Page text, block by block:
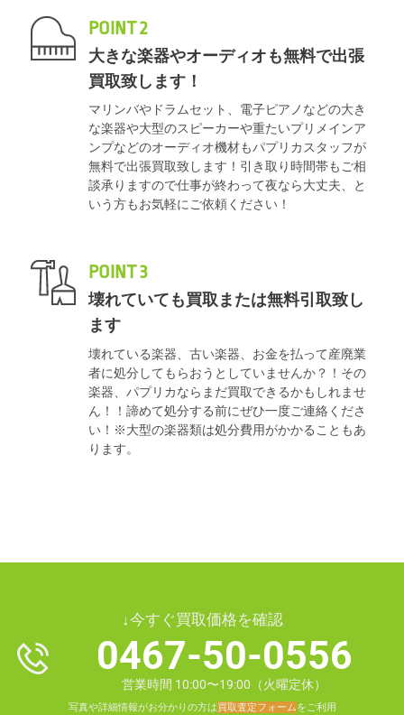
POINT 2
大きな楽器やオーディオも無料で出張
買取致します！
マリンバやドラムセット、電子ピアノなどの大き
な楽器や大型のスピーカーや重たいプリメインア
ンプなどのオーディオ機材もパプリカスタッフが
無料で出張買取致します！引き取り時間帯もご相
談承りますので仕事が終わって夜なら大丈夫、と
いう方もお気軽にご依頼ください！
POINT 3
壊れていても買取または無料引取致し
ます
壊れている楽器、古い楽器、お金を払って産廃業
者に処分してもらおうとしていませんか？！その
楽器、パプリカならまだ買取できるかもしれませ
ん！！諦めて処分する前にぜひ一度ご連絡くださ
い！※大型の楽器類は処分費用がかかることもあ
ります。
↓今すぐ買取価格を確認
0467-50-0556
営業時間 10:00〜19:00（火曜定休）
写真や詳細情報がお分かりの方は買取査定フォームをご利用